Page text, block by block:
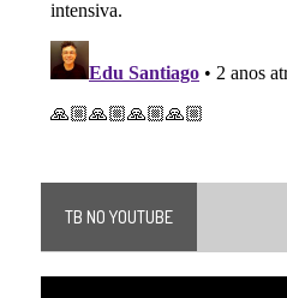
TB NO YOUTUBE